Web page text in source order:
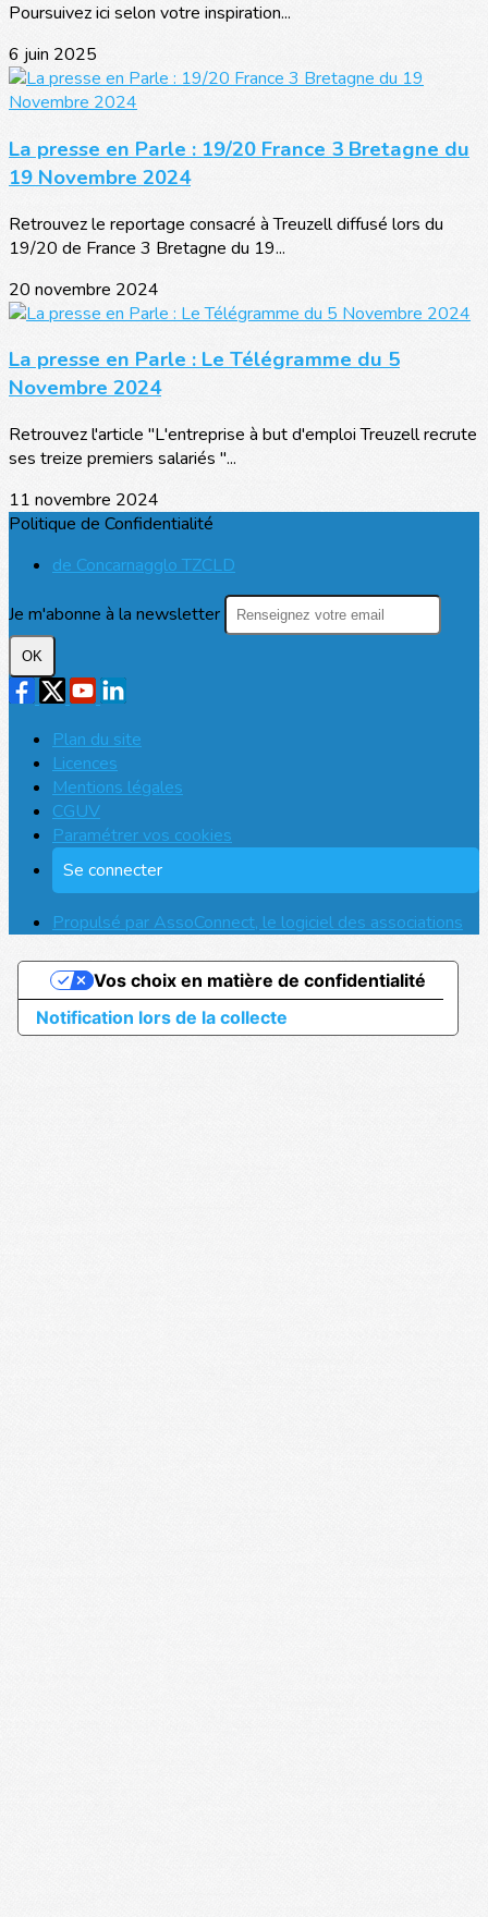
Poursuivez ici selon votre inspiration...
6 juin 2025
La presse en Parle : 19/20 France 3 Bretagne du
19 Novembre 2024
Retrouvez le reportage consacré à Treuzell diffusé lors du
19/20 de France 3 Bretagne du 19...
20 novembre 2024
La presse en Parle : Le Télégramme du 5
Novembre 2024
Retrouvez l'article "L'entreprise à but d'emploi Treuzell recrute
ses treize premiers salariés "...
11 novembre 2024
Politique de Confidentialité
de Concarnagglo TZCLD
Je m'abonne à la newsletter
OK
Plan du site
Licences
Mentions légales
CGUV
Paramétrer vos cookies
Se connecter
Propulsé par AssoConnect, le logiciel des associations
Notification lors de la collecte
Vos choix en matière de confidentialité